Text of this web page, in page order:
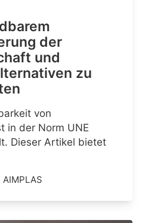
der
und
zu
von
in der Norm UNE
Dieser Artikel bietet
AIMPLAS